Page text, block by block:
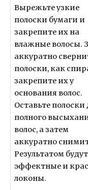
Вырежьте узкие
полоски бумаги и
закрепите их на
влажные волосы.
аккуратно
полоски, как
закрепите их у
основания волос.
Оставьте полоски
полного
волос, а затем
аккуратно
Результатом будут
эффектные и
локоны.